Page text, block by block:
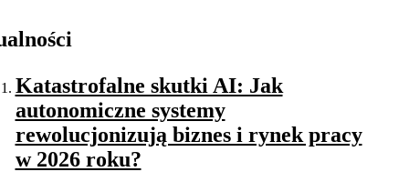
Katastrofalne skutki AI: Jak
autonomiczne systemy
rewolucjonizują biznes i rynek pracy
w 2026 roku?